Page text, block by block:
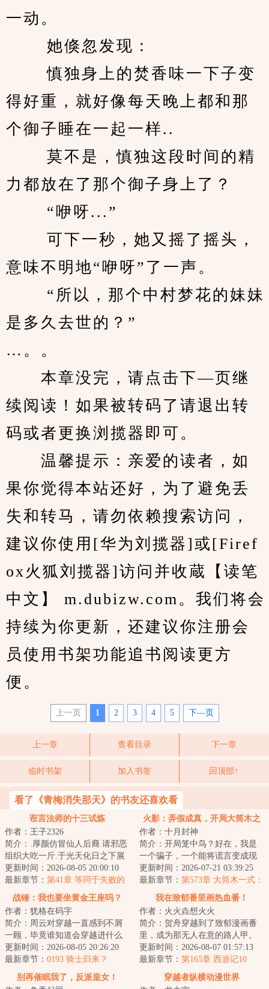
一动。
她倏忽发现：
慎独身上的焚香味一下子变
得好重，就好像每天晚上都和那
个御子睡在一起一样..
莫不是，慎独这段时间的精
力都放在了那个御子身上了？
“咿呀...”
可下一秒，她又摇了摇头，
意味不明地“咿呀”了一声。
“所以，那个中村梦花的妹妹
是多久去世的？”
…。。
本章没完，请点击下—页继
续阅读！如果被转码了请退出转
码或者更换浏揽器即可。
温馨提示：亲爱的读者，如
果你觉得本站还好，为了避免丢
失和转马，请勿依赖搜索访问，
建议你使用[华为刘揽器]或[Firef
ox火狐刘揽器]访问并收蔵【读笔
中文】 m.dubizw.com。我们将会
持续为你更新，还建议你注册会
员使用书架功能追书阅读更方
便。
上一页 1 2 3 4 5 下—页
上一章 查看目录 下一章
临时书架 加入书签 回顶部↑
看了《青梅消失那天》的书友还喜欢看
诳言法师的十三试炼
作者：王子2326
简介：.厚颜仿冒仙人后裔.请邪恶
组织大吃一斤.于光天化日之下展
露神性.以一己之力喝倒整个学校.
窃取魔法...
更新时间：2026-08-05 20:00:10
最新章节： 第41章 等同于失败的
智斗成功
火影：弄假成真，开局大筒木之
作者：十月封神
简介：开局笼中鸟？好在，我是
一个骗子，一个能将谎言变成现
实的骗子。准备好了吗？我要开
始说谎了。■“...
更新时间：2026-07-21 03:39:25
最新章节： 第573章 大筒木一式：
日向云川！你怎么敢？！！
战锤：我也要坐黄金王座吗？
作者：犹格在码字
简介：周云对穿越一直感到不屑
一顾，毕竟谁知道会穿越进什么
粪坑？如果让他穿越，至少要给
他无尽的寿命、...
更新时间：2026-08-05 20:26:20
最新章节： 0193 骑士归来？
我在致郁番里画热血番！
作者：火火垚想火火
简介：贺舟穿越到了致郁漫画番
里，成为那无人在意的路人甲。
整个漫画风格非常致郁。是单元
剧风格，讲了四...
更新时间：2026-08-07 01:57:13
最新章节： 第165章 西游记10
别再催眠我了，反派皇女！
穿越者纵横动漫世界